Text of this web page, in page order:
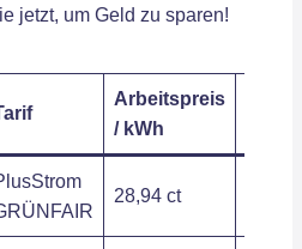
jetzt, um Geld zu sparen!
Arbeitspreis
/ kWh
28,94 ct